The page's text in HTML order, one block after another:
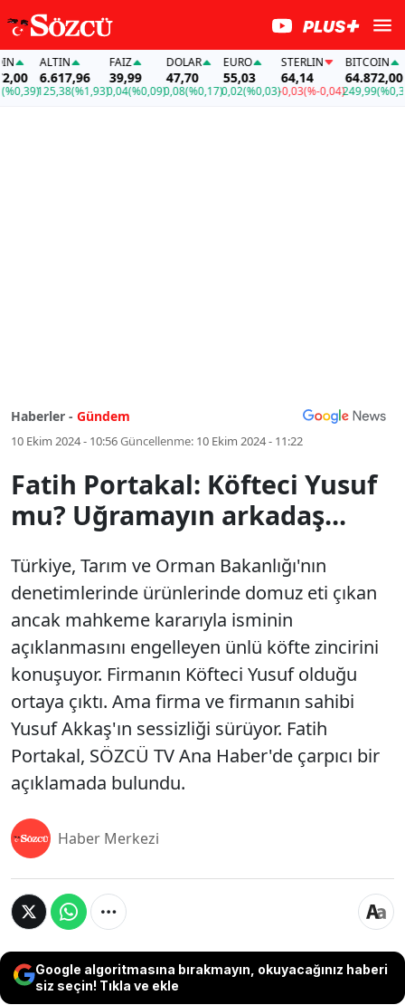
ALTIN
6.617,96
125,38(%1,93)
FAİZ
39,99
0,04(%0,09)
DOLAR
47,70
0,08(%0,17)
EURO
55,03
0,02(%0,03)
STERLIN
64,14
-0,03(%-0,04)
BITCOIN
64.872,00
249,99(%0,39)
Haberler - Gündem
10 Ekim 2024 - 10:56Güncellenme: 10 Ekim 2024 - 11:22
Fatih Portakal: Köfteci Yusuf
mu? Uğramayın arkadaş...
Türkiye, Tarım ve Orman Bakanlığı'nın
denetimlerinde ürünlerinde domuz eti çıkan
ancak mahkeme kararıyla isminin
açıklanmasını engelleyen ünlü köfte zincirini
konuşuyor. Firmanın Köfteci Yusuf olduğu
ortaya çıktı. Ama firma ve firmanın sahibi
Yusuf Akkaş'ın sessizliği sürüyor. Fatih
Portakal, SÖZCÜ TV Ana Haber'de çarpıcı bir
açıklamada bulundu.
Haber Merkezi
Google algoritmasına bırakmayın, okuyacağınız haberi
siz seçin! Tıkla ve ekle